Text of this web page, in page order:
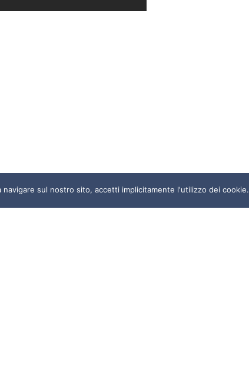
sul nostro sito, accetti implicitamente l'utilizzo dei cookie.